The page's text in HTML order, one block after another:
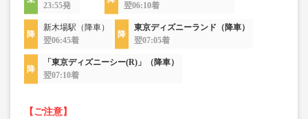
23:55発
翌06:10着
新木場駅（降車）
翌06:45着
東京ディズニーランド（降車）
翌07:05着
「東京ディズニーシー(R)」（降車）
翌07:10着
【ご注意】